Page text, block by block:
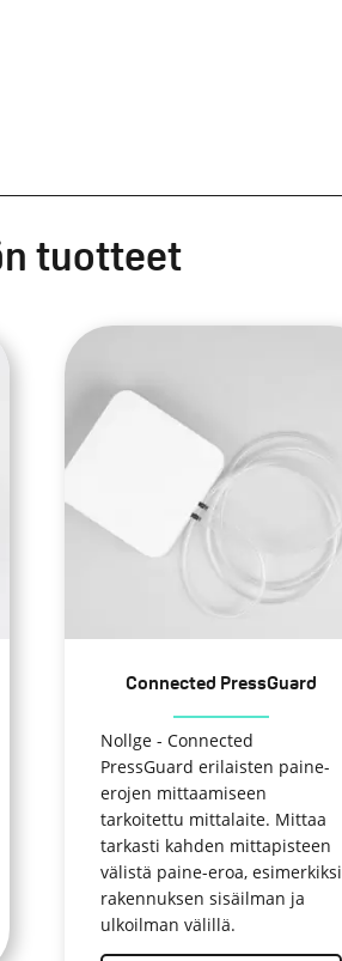
tuotteet
Connected PressGuard
Nollge - Connected
PressGuard erilaisten paine-
erojen mittaamiseen
tarkoitettu mittalaite. Mittaa
tarkasti kahden mittapisteen
välistä paine-eroa, esimerkiksi
rakennuksen sisäilman ja
ulkoilman välillä.
tuotteella
muunnelma.
Voit
tehdä
sivulla.